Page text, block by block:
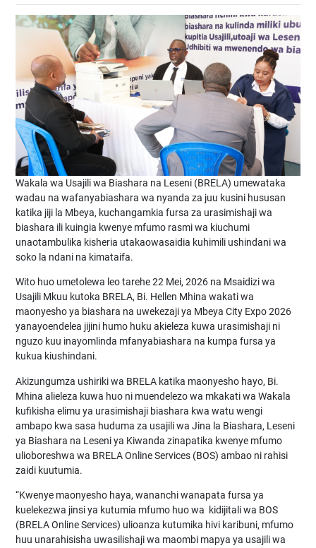
Wakala wa Usajili wa Biashara na Leseni (BRELA) umewataka
wadau na wafanyabiashara wa nyanda za juu kusini hususan
katika jiji la Mbeya, kuchangamkia fursa za urasimishaji wa
biashara ili kuingia kwenye mfumo rasmi wa kiuchumi
unaotambulika kisheria utakaowasaidia kuhimili ushindani wa
soko la ndani na kimataifa.
Wito huo umetolewa leo tarehe 22 Mei, 2026 na Msaidizi wa
Usajili Mkuu kutoka BRELA, Bi. Hellen Mhina wakati wa
maonyesho ya biashara na uwekezaji ya Mbeya City Expo 2026
yanayoendelea jijini humo huku akieleza kuwa urasimishaji ni
nguzo kuu inayomlinda mfanyabiashara na kumpa fursa ya
kukua kiushindani.
Akizungumza ushiriki wa BRELA katika maonyesho hayo, Bi.
Mhina alieleza kuwa huo ni muendelezo wa mkakati wa Wakala
kufikisha elimu ya urasimishaji biashara kwa watu wengi
ambapo kwa sasa huduma za usajili wa Jina la Biashara, Leseni
ya Biashara na Leseni ya Kiwanda zinapatika kwenye mfumo
ulioboreshwa wa BRELA Online Services (BOS) ambao ni rahisi
zaidi kuutumia.
“Kwenye maonyesho haya, wananchi wanapata fursa ya
kuelekezwa jinsi ya kutumia mfumo huo wa kidijitali wa BOS
(BRELA Online Services) ulioanza kutumika hivi karibuni, mfumo
huu unarahisisha uwasilishaji wa maombi mapya ya usajili wa